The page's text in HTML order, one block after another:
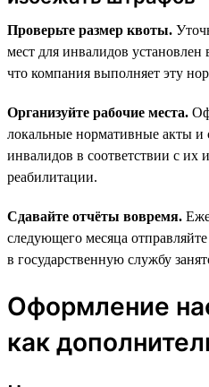
Проверьте размер квоты.
мест для инвалидов
что компания выполняет эту
Организуйте рабочие места.
локальные нормативные акты и
инвалидов в соответствии с
реабилитации.
Сдавайте отчёты вовремя.
следующего месяца
в государственную службу
Оформление
как